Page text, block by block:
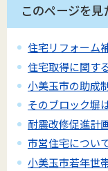
このページを
住宅リフォーム
住宅取得に関す
小美玉市の助成
そのブロック塀
耐震改修促進計
市営住宅につい
小美玉市若年世